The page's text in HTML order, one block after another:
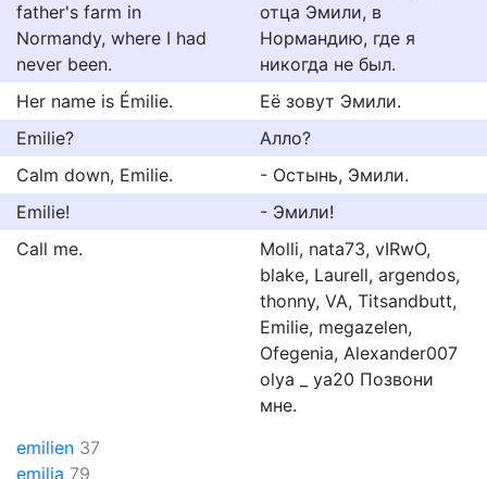
father's farm in
Normandy, where I had
never been.
отца Эмили, в
Нормандию, где я
никогда не был.
Her name is Émilie.
Её зовут Эмили.
Emilie?
Алло?
Calm down, Emilie.
- Остынь, Эмили.
Emilie!
- Эмили!
Call me.
Molli, nata73, vIRwO,
blake, Laurell, argendos,
thonny, VA, Titsandbutt,
Emilie, megazelen,
Ofegenia, Alexander007
olya _ ya20 Позвони
мне.
emilien 37
emilia 79